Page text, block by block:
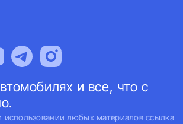
и все, что с
использовании любых материалов ссылка